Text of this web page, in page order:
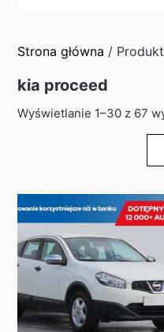
Strona główna /
kia proceed
Wyświetlanie 1–30 z 67